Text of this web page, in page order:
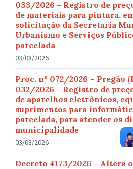
033/2026 – Registro de
de materiais para pintura,
solicitação da Secretaria
Urbanismo e Serviços
parcelada
03/08/2026
Proc. nº 072/2026 – Pregão
032/2026 – Registro de
de aparelhos eletrônicos,
suprimentos para
parcelada, para atender os
municipalidade
03/08/2026
Decreto 4173/2026 – Altera